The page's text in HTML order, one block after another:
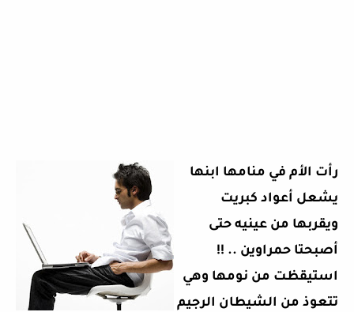
رأت الأم في منامها ابنها
يشعل أعواد كبريت
ويقربها من عينيه حتى
أصبحتا حمراوين .. !!
استيقظت من نومها وهي
تتعوذ من الشيطان الرجيم